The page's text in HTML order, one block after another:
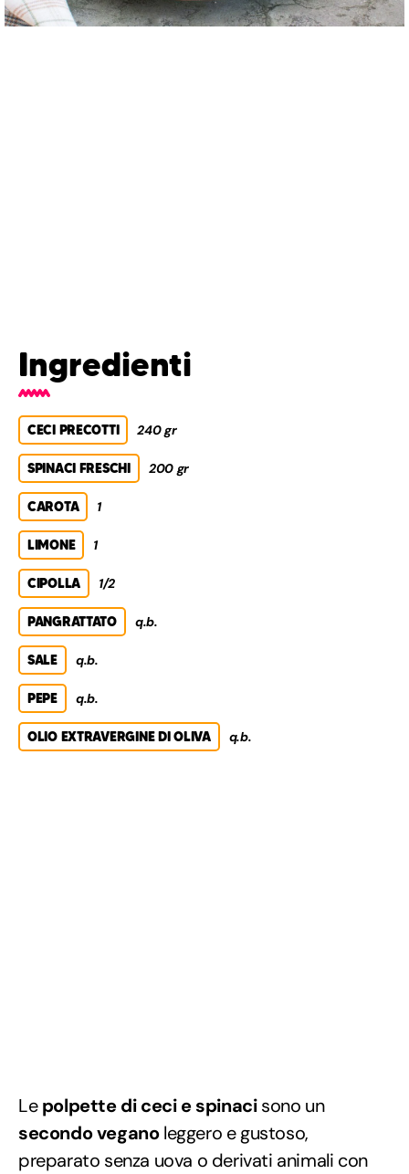
Ingredienti
CECI PRECOTTI 240 gr
SPINACI FRESCHI 200 gr
CAROTA 1
LIMONE 1
CIPOLLA 1/2
PANGRATTATO q.b.
SALE q.b.
PEPE q.b.
OLIO EXTRAVERGINE DI OLIVA q.b.
Lepolpette di ceci e spinacisono un
secondoveganoleggero e gustoso,
preparato senza uova o derivati animali con